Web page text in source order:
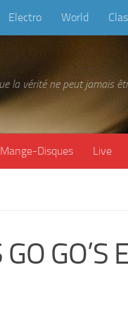
Electro World
la vérité ne peut jamais
Mange-Disques Live
GO’S